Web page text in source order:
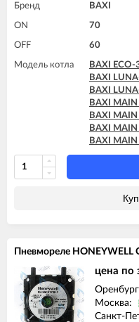
Бренд BAXI
ON 70
OFF 60
Модель котла
BAXI ECO-
BAXI
BAXI
BAXI MAIN
BAXI MAIN
BAXI MAIN
BAXI
Пневмореле HONEYWELL
цена по
Москва:
Санкт-